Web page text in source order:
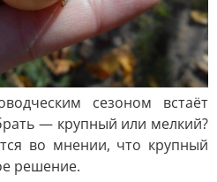
сезоном встаёт
— крупный или мелкий?
во мнении, что крупный
решение.